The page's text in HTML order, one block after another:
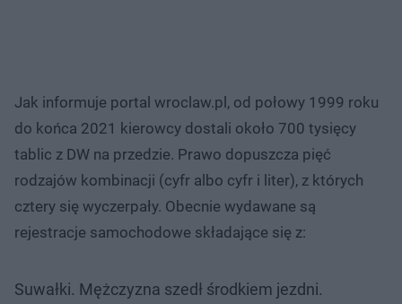
Jak informuje portal wroclaw.pl, od połowy 1999 roku
do końca 2021 kierowcy dostali około 700 tysięcy
tablic z DW na przedzie. Prawo dopuszcza pięć
rodzajów kombinacji (cyfr albo cyfr i liter), z których
cztery się wyczerpały. Obecnie wydawane są
rejestracje samochodowe składające się z:
Suwałki. Mężczyzna szedł środkiem jezdni.